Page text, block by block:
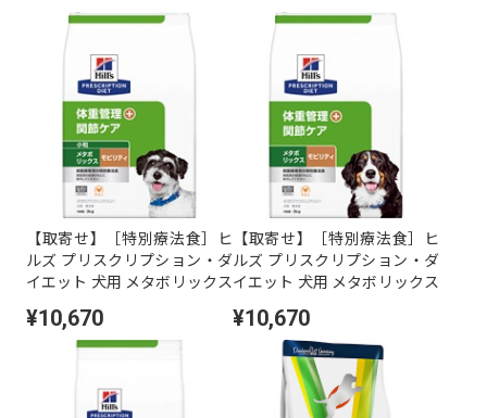
【取寄せ】［特別療法食］ヒ
ルズ プリスクリプション・ダ
イエット 犬用 メタボリックス
¥10,670
【取寄せ】［特別療法食］ヒ
ルズ プリスクリプション・ダ
イエット 犬用 メタボリックス
¥10,670